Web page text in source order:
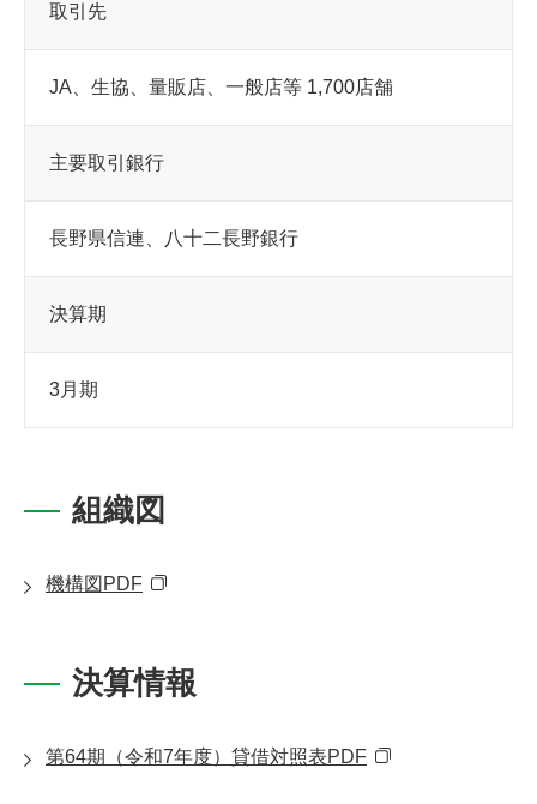
取引先
JA、生協、量販店、一般店等 1,700店舗
主要取引銀行
長野県信連、八十二長野銀行
決算期
3月期
組織図
機構図PDF
決算情報
第64期（令和7年度）貸借対照表PDF